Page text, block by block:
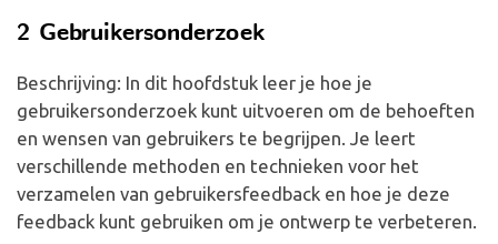
2 Gebruikersonderzoek
Beschrijving: In dit hoofdstuk leer je hoe je
gebruikersonderzoek kunt uitvoeren om de behoeften
en wensen van gebruikers te begrijpen. Je leert
verschillende methoden en technieken voor het
verzamelen van gebruikersfeedback en hoe je deze
feedback kunt gebruiken om je ontwerp te verbeteren.